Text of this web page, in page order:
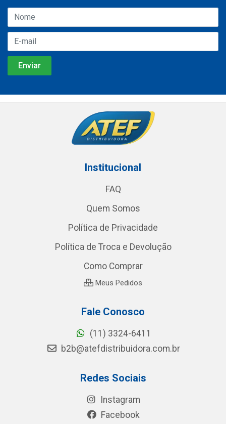
Institucional
FAQ
Quem Somos
Política de Privacidade
Política de Troca e Devolução
Como Comprar
Meus Pedidos
Fale Conosco
(11) 3324-6411
b2b@atefdistribuidora.com.br
Redes Sociais
Instagram
Facebook